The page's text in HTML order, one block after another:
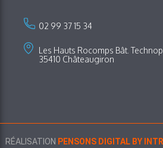
02 99 37 15 34
Les Hauts Rocomps Bât.
35410 Châteaugiron
RÉALISATION PENSONS DIGITAL BY